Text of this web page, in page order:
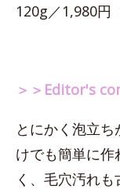
120g／1,980円
＞＞Editor's
とにかく泡立
けでも簡単に
く、毛穴汚れ